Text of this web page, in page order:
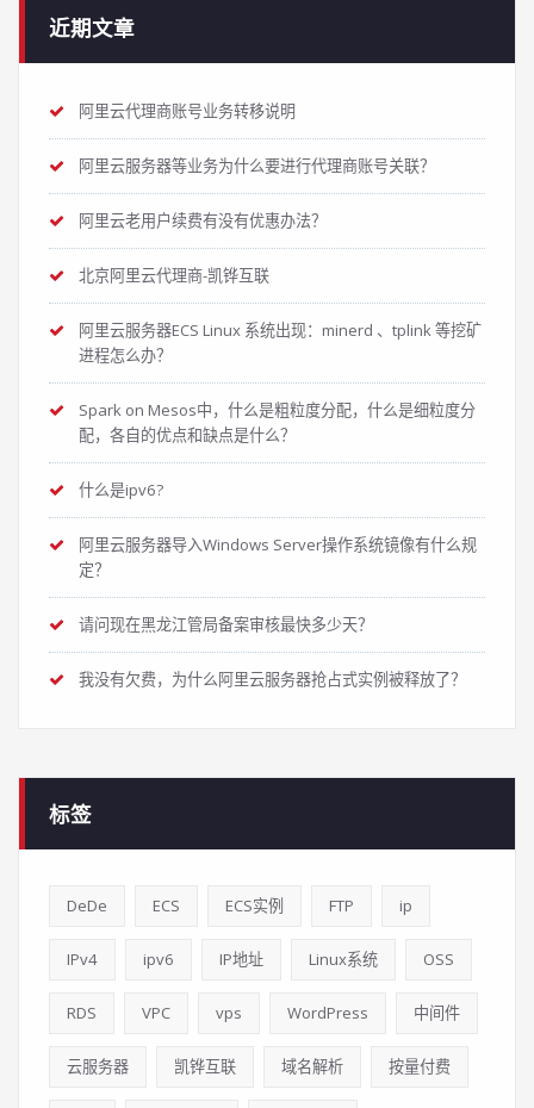
近期文章
阿里云代理商账号业务转移说明
阿里云服务器等业务为什么要进行代理商账号关联？
阿里云老用户续费有没有优惠办法？
北京阿里云代理商-凯铧互联
阿里云服务器ECS Linux 系统出现：minerd 、tplink 等挖矿
进程怎么办？
Spark on Mesos中，什么是粗粒度分配，什么是细粒度分
配，各自的优点和缺点是什么？
什么是ipv6?
阿里云服务器导入Windows Server操作系统镜像有什么规
定？
请问现在黑龙江管局备案审核最快多少天？
我没有欠费，为什么阿里云服务器抢占式实例被释放了？
标签
DeDe ECS ECS实例 FTP ip
IPv4 ipv6 IP地址 Linux系统 OSS
RDS VPC vps WordPress 中间件
云服务器 凯铧互联 域名解析 按量付费